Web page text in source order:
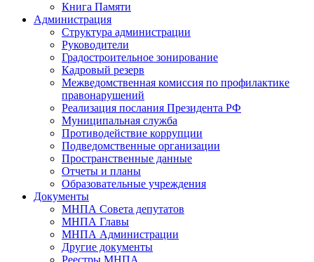
Книга Памяти
Администрация
Структура администрации
Руководители
Градостроительное зонирование
Кадровый резерв
Межведомственная комиссия по профилактике
правонарушений
Реализация послания Президента РФ
Муниципальная служба
Противодействие коррупции
Подведомственные организации
Пространственные данные
Отчеты и планы
Образовательные учреждения
Документы
МНПА Совета депутатов
МНПА Главы
МНПА Администрации
Другие документы
Реестры МНПА